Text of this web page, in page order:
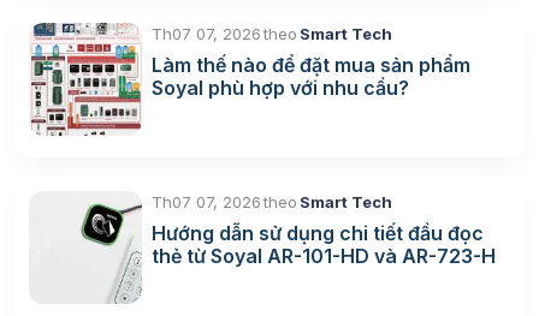
Th07 07, 2026theo Smart Tech
Làm thế nào để đặt mua sản phẩm
Soyal phù hợp với nhu cầu?
Th07 07, 2026theo Smart Tech
Hướng dẫn sử dụng chi tiết đầu đọc
thẻ từ Soyal AR-101-HD và AR-723-H